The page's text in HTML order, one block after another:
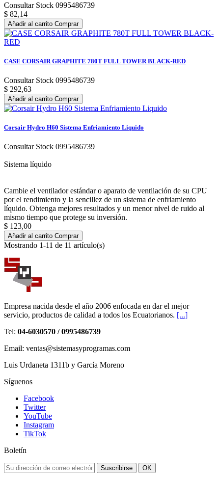
Consultar Stock 0995486739
$ 82,14
Añadir al carrito Comprar
CASE CORSAIR GRAPHITE 780T FULL TOWER BLACK-RED
Consultar Stock 0995486739
$ 292,63
Añadir al carrito Comprar
Corsair Hydro H60 Sistema Enfriamiento Liquido
Consultar Stock 0995486739
Sistema líquido
Cambie el ventilador estándar o aparato de ventilación de su CPU
por el rendimiento y la sencillez de un sistema de enfriamiento
líquido. Obtenga mejores resultados y un menor nivel de ruido al
mismo tiempo que protege su inversión.
$ 123,00
Añadir al carrito Comprar
Mostrando 1-11 de 11 artículo(s)
Empresa nacida desde el año 2006 enfocada en dar el mejor
servicio, productos de calidad a todos los Ecuatorianos. [...]
Tel: 04-6030570 / 0995486739
Email: ventas@sistemasyprogramas.com
Luis Urdaneta 1311b y García Moreno
Síguenos
Facebook
Twitter
YouTube
Instagram
TikTok
Boletín
Suscribirse OK